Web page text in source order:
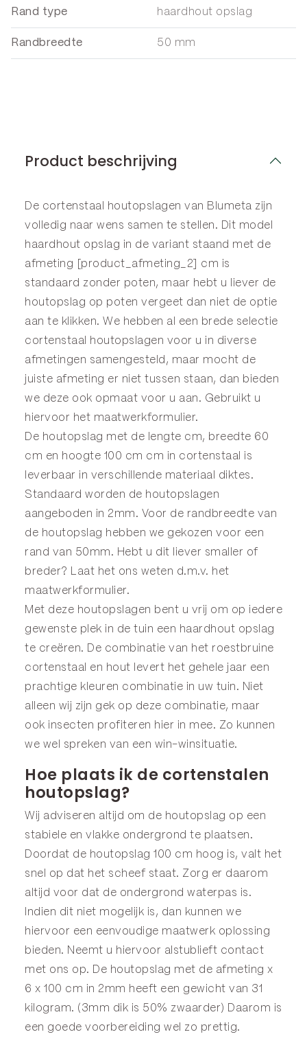
Rand type haardhout opslag
Randbreedte 50 mm
Product beschrijving
De cortenstaal houtopslagen van Blumeta zijn
volledig naar wens samen te stellen. Dit model
haardhout opslag in de variant staand met de
afmeting [product_afmeting_2] cm is
standaard zonder poten, maar hebt u liever de
houtopslag op poten vergeet dan niet de optie
aan te klikken. We hebben al een brede selectie
cortenstaal houtopslagen voor u in diverse
afmetingen samengesteld, maar mocht de
juiste afmeting er niet tussen staan, dan bieden
we deze ook opmaat voor u aan. Gebruikt u
hiervoor het maatwerkformulier.
De houtopslag met de lengte cm, breedte 60
cm en hoogte 100 cm cm in cortenstaal is
leverbaar in verschillende materiaal diktes.
Standaard worden de houtopslagen
aangeboden in 2mm. Voor de randbreedte van
de houtopslag hebben we gekozen voor een
rand van 50mm. Hebt u dit liever smaller of
breder? Laat het ons weten d.m.v. het
maatwerkformulier.
Met deze houtopslagen bent u vrij om op iedere
gewenste plek in de tuin een haardhout opslag
te creëren. De combinatie van het roestbruine
cortenstaal en hout levert het gehele jaar een
prachtige kleuren combinatie in uw tuin. Niet
alleen wij zijn gek op deze combinatie, maar
ook insecten profiteren hier in mee. Zo kunnen
we wel spreken van een win-winsituatie.
Hoe plaats ik de cortenstalen
houtopslag?
Wij adviseren altijd om de houtopslag op een
stabiele en vlakke ondergrond te plaatsen.
Doordat de houtopslag 100 cm hoog is, valt het
snel op dat het scheef staat. Zorg er daarom
altijd voor dat de ondergrond waterpas is.
Indien dit niet mogelijk is, dan kunnen we
hiervoor een eenvoudige maatwerk oplossing
bieden. Neemt u hiervoor alstublieft contact
met ons op. De houtopslag met de afmeting x
6 x 100 cm in 2mm heeft een gewicht van 31
kilogram. (3mm dik is 50% zwaarder) Daarom is
een goede voorbereiding wel zo prettig.